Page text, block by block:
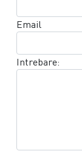
Email
Intrebare: